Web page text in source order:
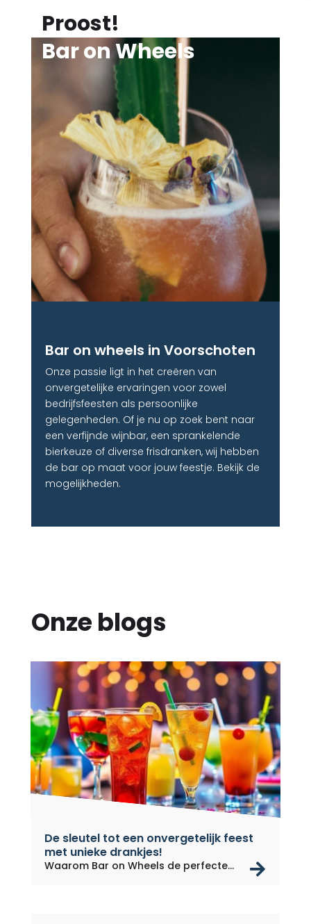
Proost!
Bar on Wheels
Bar on wheels in Voorschoten
Onze passie ligt in het creëren van
onvergetelijke ervaringen voor zowel
bedrijfsfeesten als persoonlijke
gelegenheden. Of je nu op zoek bent naar
een verfijnde wijnbar, een sprankelende
bierkeuze of diverse frisdranken, wij hebben
de bar op maat voor jouw feestje. Bekijk de
mogelijkheden.
Onze blogs
De sleutel tot een onvergetelijk feest
met unieke drankjes!
Waarom Bar on Wheels de perfecte